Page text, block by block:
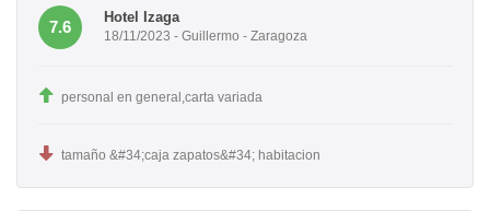
7.6
Hotel Izaga
18/11/2023 - Guillermo - Zaragoza
personal en general,carta variada
tamaño &#34;caja zapatos&#34; habitacion